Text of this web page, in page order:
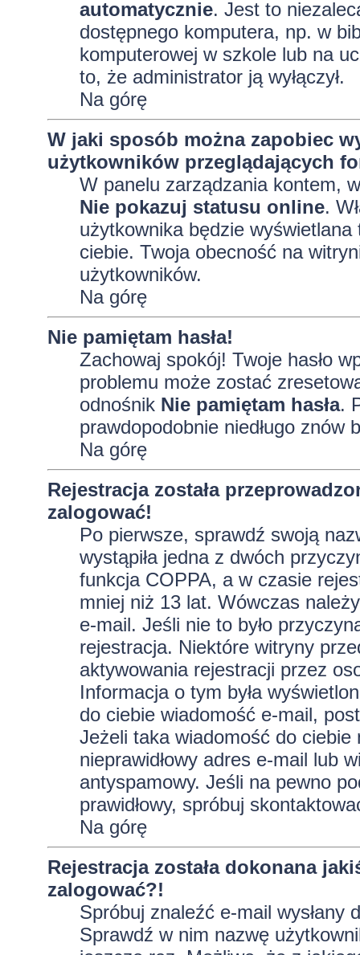
automatycznie. Jest to
dostępnego komputera, np. w
komputerowej w szkole lub na
to, że administrator ją wyłączył.
Na górę
W jaki sposób można zapobiec
użytkowników przeglądających
W panelu zarządzania kontem,
Nie pokazuj statusu online.
użytkownika będzie
ciebie. Twoja obecność na
użytkowników.
Na górę
Nie pamiętam hasła!
Zachowaj spokój! Twoje hasło
problemu może zostać
odnośnik Nie pamiętam hasła.
prawdopodobnie niedługo znów
Na górę
Rejestracja została
zalogować!
Po pierwsze, sprawdź swoją
wystąpiła jedna z dwóch
funkcja COPPA, a w czasie
mniej niż 13 lat. Wówczas
e-mail. Jeśli nie to było
rejestracja. Niektóre witryny
aktywowania rejestracji przez
Informacja o tym była
do ciebie wiadomość e-mail,
Jeżeli taka wiadomość do ciebie
nieprawidłowy adres e-mail lub
antyspamowy. Jeśli na pewno
prawidłowy, spróbuj
Na górę
Rejestracja została dokonana
zalogować?!
Spróbuj znaleźć e-mail wysłany
Sprawdź w nim nazwę